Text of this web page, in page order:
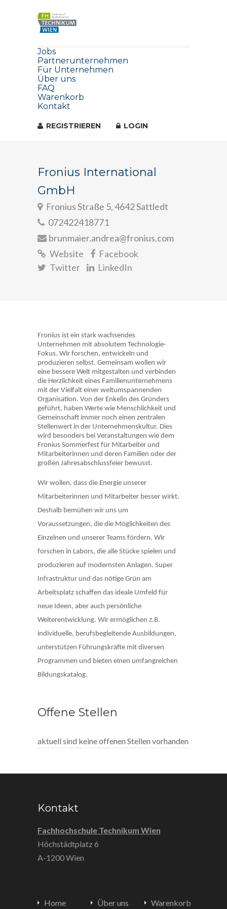
Jobs
Partnerunternehmen
Für Unternehmen
Über uns
FAQ
Warenkorb
Kontakt
REGISTRIEREN LOGIN
Fronius International
GmbH
Fronius Straße 5, 4642 Sattledt
072422418771
brunmaier.andrea@fronius.com
Website
Facebook
Twitter
LinkedIn
Fronius ist ein stark wachsendes
Unternehmen mit absolutem Technologie-
Fokus. Wir forschen, entwickeln und
produzieren selbst. Gemeinsam wollen wir
eine bessere Welt mitgestalten und verbinden
die Herzlichkeit eines Familienunternehmens
mit der Vielfalt einer weltumspannenden
Organisation. Von der Enkelin des Gründers
geführt, haben Werte wie Menschlichkeit und
Gemeinschaft immer noch einen zentralen
Stellenwert in der Unternehmenskultur. Dies
wird besonders bei Veranstaltungen wie dem
Fronius Sommerfest für Mitarbeiter und
Mitarbeiterinnen und deren Familien oder der
großen Jahresabschlussfeier bewusst.
Wir wollen, dass die Energie unserer
Mitarbeiterinnen und Mitarbeiter besser wirkt.
Deshalb bemühen wir uns um
Voraussetzungen, die die Möglichkeiten des
Einzelnen und unserer Teams fördern. Wir
forschen in Labors, die alle Stücke spielen und
produzieren auf modernsten Anlagen. Super
Infrastruktur und das nötige Grün am
Arbeitsplatz schaffen das ideale Umfeld für
neue Ideen, aber auch persönliche
Weiterentwicklung. Wir ermöglichen z.B.
individuelle, berufsbegleitende Ausbildungen,
unterstützen Führungskräfte mit diversen
Programmen und bieten einen umfangreichen
Bildungskatalog.
Offene Stellen
aktuell sind keine offenen Stellen vorhanden
Kontakt
Fachhochschule Technikum Wien
Höchstädtplatz 6
A-1200 Wien
Home Über uns Warenkorb